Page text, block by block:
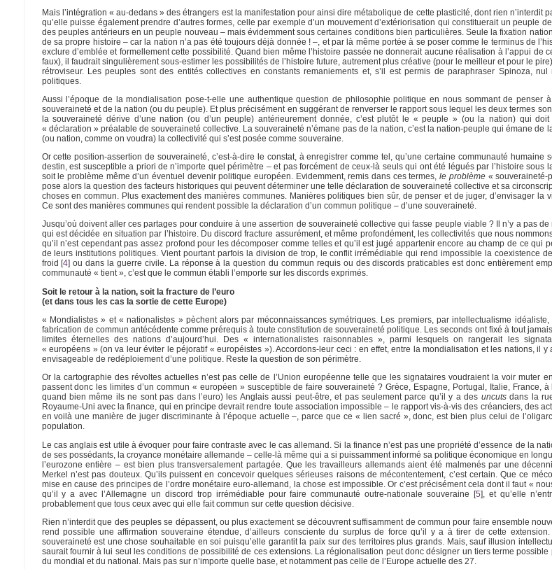
Mais l’intégration « au-dedans » des étrangers est la manifestation pour ainsi dire métabolique de cette plasticité, dont rien n’interdit
qu’elle puisse également prendre d’autres formes, celle par exemple d’un mouvement d’extériorisation qui constituerait un peuple
des peuples antérieurs en un peuple nouveau – mais évidemment sous certaines conditions bien particulières. Seule la fixation
de sa propre histoire – car la nation n’a pas été toujours déjà donnée ! –, et par là même portée à se poser comme le terminus de
exclure d’emblée et formellement cette possibilité. Quand bien même l’histoire passée ne donnerait aucune réalisation à l’appui de
faux), il faudrait singulièrement sous-estimer les possibilités de l’histoire future, autrement plus créative (pour le meilleur et pour le
rétroviseur. Les peuples sont des entités collectives en constants remaniements et, s’il est permis de paraphraser Spinoza,
politiques.
Aussi l’époque de la mondialisation pose-t-elle une authentique question de philosophie politique en nous sommant de penser
souveraineté et de la nation (ou du peuple). Et plus précisément en suggérant de renverser le rapport sous lequel les deux termes
la souveraineté dérive d’une nation (ou d’un peuple) antérieurement donnée, c’est plutôt le « peuple » (ou la nation) qui
« déclaration » préalable de souveraineté collective. La souveraineté n’émane pas de la nation, c’est la nation-peuple qui émane de
(ou nation, comme on voudra) la collectivité qui s’est posée comme souveraine.
Or cette position-assertion de souveraineté, c’est-à-dire le constat, à enregistrer comme tel, qu’une certaine communauté humaine
destin, est susceptible a priori de n’importe quel périmètre – et pas forcément de ceux-là seuls qui ont été légués par l’histoire sous
soit le problème même d’un éventuel devenir politique européen. Evidemment, remis dans ces termes,le problème« souveraineté-
pose alors la question des facteurs historiques qui peuvent déterminer une telle déclaration de souveraineté collective et sa
choses en commun. Plus exactement des manières communes. Manières politiques bien sûr, de penser et de juger, d’envisager la
Ce sont des manières communes qui rendent possible la déclaration d’un commun politique – d’une souveraineté.
Jusqu’où doivent aller ces partages pour conduire à une assertion de souveraineté collective qui fasse peuple viable ? Il n’y a pas
qui est décidée en situation par l’histoire. Du discord fracture assurément, et même profondément, les collectivités que nous
qu’il n’est cependant pas assez profond pour les décomposer comme telles et qu’il est jugé appartenir encore au champ de ce qui
de leurs institutions politiques. Vient pourtant parfois la division de trop, le conflit irrémédiable qui rend impossible la coexistence
froid [4] ou dans la guerre civile. La réponse à la question du commun requis ou des discords praticables est donc entièrement
communauté « tient », c’est que le commun établi l’emporte sur les discords exprimés.
Soit le retour à la nation, soit la fracture de l’euro
(et dans tous les cas la sortie de cette Europe)
« Mondialistes » et « nationalistes » pèchent alors par méconnaissances symétriques. Les premiers, par intellectualisme idéaliste,
fabrication de commun antécédente comme prérequis à toute constitution de souveraineté politique. Les seconds ont fixé à tout
limites éternelles des nations d’aujourd’hui. Des « internationalistes raisonnables », parmi lesquels on rangerait les
« européens » (on va leur éviter le péjoratif « européistes »). Accordons-leur ceci : en effet, entre la mondialisation et les nations, il
envisageable de redéploiement d’une politique. Reste la question de son périmètre.
Or la cartographie des révoltes actuelles n’est pas celle de l’Union européenne telle que les signataires voudraient la voir muter
passent donc les limites d’un commun « européen » susceptible de faire souveraineté ? Grèce, Espagne, Portugal, Italie, France, à
quand bien même ils ne sont pas dans l’euro) les Anglais aussi peut-être, et pas seulement parce qu’il y a des uncutsdans la
Royaume-Uni avec la finance, qui en principe devrait rendre toute association impossible – le rapport vis-à-vis des créanciers, des
en voilà une manière de juger discriminante à l’époque actuelle –, parce que ce « lien sacré », donc, est bien plus celui de
population.
Le cas anglais est utile à évoquer pour faire contraste avec le cas allemand. Si la finance n’est pas une propriété d’essence de la
de ses possédants, la croyance monétaire allemande – celle-là même qui a si puissamment informé sa politique économique en
l’eurozone entière – est bien plus transversalement partagée. Que les travailleurs allemands aient été malmenés par une
Merkel n’est pas douteux. Qu’ils puissent en concevoir quelques sérieuses raisons de mécontentement, c’est certain. Que ce
mise en cause des principes de l’ordre monétaire euro-allemand, la chose est impossible. Or c’est précisément cela dont il faut «
qu’il y a avec l’Allemagne un discord trop irrémédiable pour faire communauté outre-nationale souveraine [5] , et qu’elle
probablement que tous ceux avec qui elle fait commun sur cette question décisive.
Rien n’interdit que des peuples se dépassent, ou plus exactement se découvrent suffisamment de commun pour faire ensemble
rend possible une affirmation souveraine étendue, d’ailleurs consciente du surplus de force qu’il y a à tirer de cette
souveraineté est une chose souhaitable en soi puisqu’elle garantit la paix sur des territoires plus grands. Mais, sauf illusion
saurait fournir à lui seul les conditions de possibilité de ces extensions. La régionalisation peut donc désigner un tiers terme possible
du mondial et du national. Mais pas sur n’importe quelle base, et notamment pas celle de l’Europe actuelle des 27.